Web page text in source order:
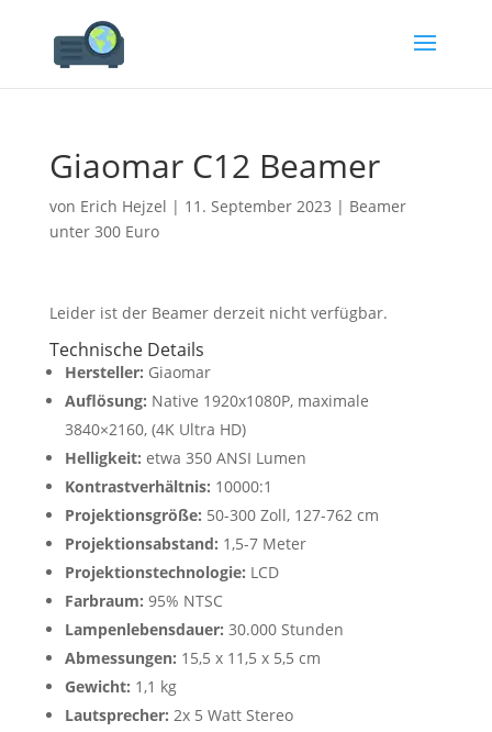
Giaomar C12 Beamer
von Erich Hejzel | 11. September 2023 | Beamer
unter 300 Euro
Leider ist der Beamer derzeit nicht verfügbar.
Technische Details
Hersteller: Giaomar
Auflösung: Native 1920x1080P, maximale
3840×2160, (4K Ultra HD)
Helligkeit: etwa 350 ANSI Lumen
Kontrastverhältnis: 10000:1
Projektionsgröße: 50-300 Zoll, 127-762 cm
Projektionsabstand: 1,5-7 Meter
Projektionstechnologie: LCD
Farbraum: 95% NTSC
Lampenlebensdauer: 30.000 Stunden
Abmessungen: 15,5 x 11,5 x 5,5 cm
Gewicht: 1,1 kg
Lautsprecher: 2x 5 Watt Stereo